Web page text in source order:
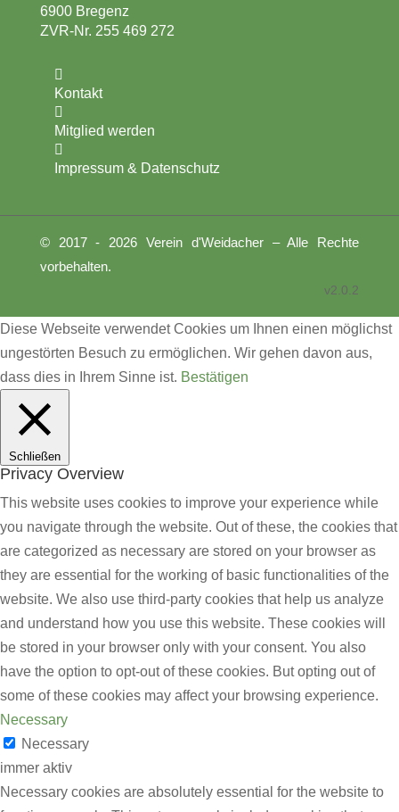
6900 Bregenz
ZVR-Nr. 255 469 272

Kontakt

Mitglied werden

Impressum & Datenschutz
© 2017 - 2026 Verein d'Weidacher – Alle Rechte
vorbehalten.
v2.0.2
Diese Webseite verwendet Cookies um Ihnen einen möglichst
ungestörten Besuch zu ermöglichen. Wir gehen davon aus,
dass dies in Ihrem Sinne ist. Bestätigen
Schließen
Privacy Overview
This website uses cookies to improve your experience while
you navigate through the website. Out of these, the cookies that
are categorized as necessary are stored on your browser as
they are essential for the working of basic functionalities of the
website. We also use third-party cookies that help us analyze
and understand how you use this website. These cookies will
be stored in your browser only with your consent. You also
have the option to opt-out of these cookies. But opting out of
some of these cookies may affect your browsing experience.
Necessary
Necessary
immer aktiv
Necessary cookies are absolutely essential for the website to